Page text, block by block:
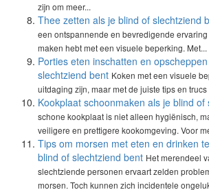
zijn om meer...
Thee zetten als je blind of slechtziend
een ontspannende en bevredigende ervaring
maken hebt met een visuele beperking. Met...
Porties eten inschatten en
slechtziend bent Koken met een visuele
uitdaging zijn, maar met de juiste tips en
Kookplaat schoonmaken als je blind
schone kookplaat is niet alleen hygiënisch,
veiligere en prettigere kookomgeving. Voor
Tips om morsen met eten en drinken
blind of slechtziend bent Het merendeel
slechtziende personen ervaart zelden
morsen. Toch kunnen zich incidentele